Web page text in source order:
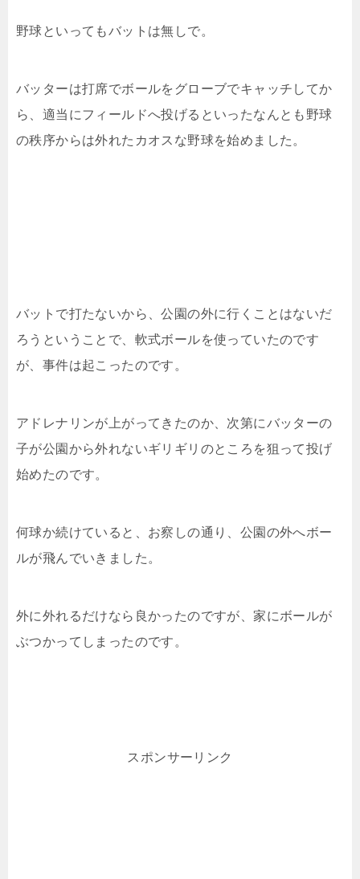
野球といってもバットは無しで。
バッターは打席でボールをグローブでキャッチしてか
ら、適当にフィールドへ投げるといったなんとも野球
の秩序からは外れたカオスな野球を始めました。
バットで打たないから、公園の外に行くことはないだ
ろうということで、軟式ボールを使っていたのです
が、事件は起こったのです。
アドレナリンが上がってきたのか、次第にバッターの
子が公園から外れないギリギリのところを狙って投げ
始めたのです。
何球か続けていると、お察しの通り、公園の外へボー
ルが飛んでいきました。
外に外れるだけなら良かったのですが、家にボールが
ぶつかってしまったのです。
スポンサーリンク